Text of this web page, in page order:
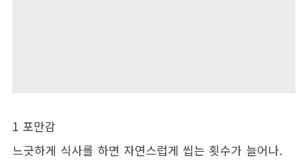
1 포만감
느긋하게 식사를 하면 자연스럽게 씹는 횟수가 늘어나.